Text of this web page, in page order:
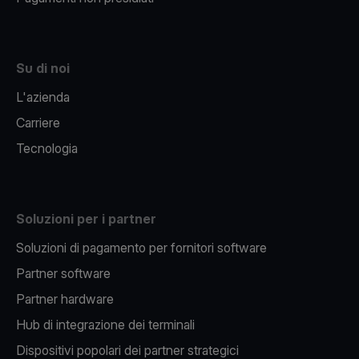
Su di noi
L'azienda
Carriere
Tecnologia
Soluzioni per i partner
Soluzioni di pagamento per fornitori software
Partner software
Partner hardware
Hub di integrazione dei terminali
Dispositivi popolari dei partner strategici